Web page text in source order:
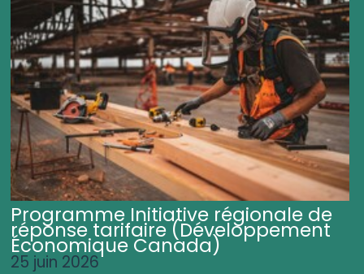
Programme Initiative régionale de
réponse tarifaire (Développement
Économique Canada)
25 juin 2026